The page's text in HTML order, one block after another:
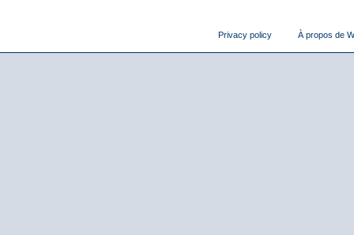
Privacy policy À propos de